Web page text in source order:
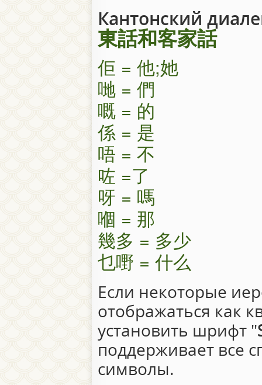
Кантонский
東話和客家話
佢 = 他;她
哋 = 們
嘅 = 的
係 = 是
唔 = 不
咗 =了
呀 = 嗎
嗰 = 那
幾多 = 多少
乜嘢 = 什么
Если некоторые
отображаться как
установить шрифт "
поддерживает все
символы.